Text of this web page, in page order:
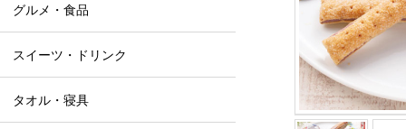
グルメ・食品
スイーツ・ドリンク
タオル・寝具